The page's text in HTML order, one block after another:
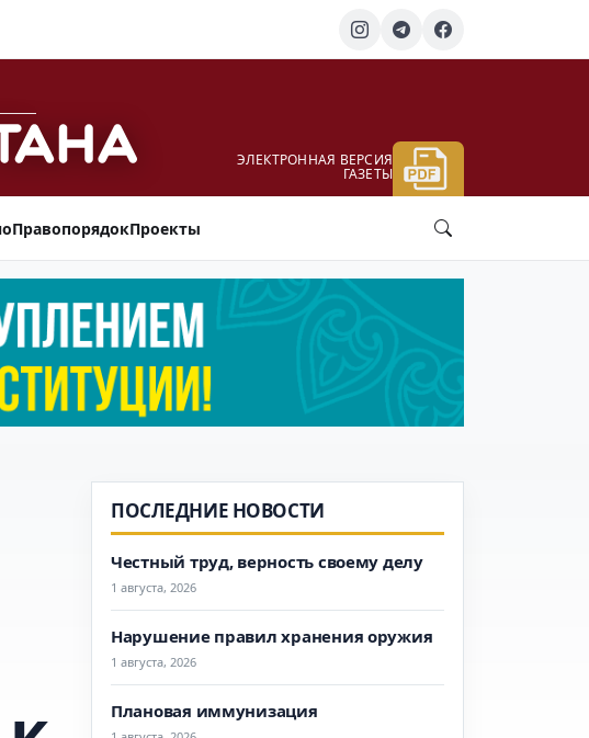
ЭЛЕКТРОННАЯ ВЕРСИЯ
ГАЗЕТЫ
ПравопорядокПроекты
ПОСЛЕДНИЕ НОВОСТИ
Честный труд, верность своему делу
1 августа, 2026
Нарушение правил хранения оружия
1 августа, 2026
Плановая иммунизация